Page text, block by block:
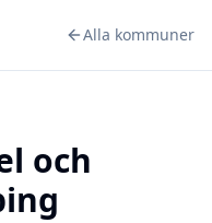
Alla kommuner
och